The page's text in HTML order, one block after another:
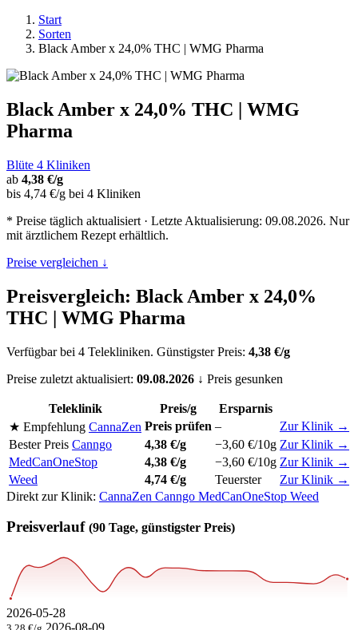
Start
Sorten
Black Amber x 24,0% THC | WMG Pharma
Black Amber x 24,0% THC | WMG
Pharma
Blüte 4 Kliniken
ab 4,38 €/g
bis 4,74 €/g bei 4 Kliniken
* Preise täglich aktualisiert · Letzte Aktualisierung: 09.08.2026. Nur
mit ärztlichem Rezept erhältlich.
Preise vergleichen ↓
Preisvergleich: Black Amber x 24,0%
THC | WMG Pharma
Verfügbar bei 4 Telekliniken. Günstigster Preis: 4,38 €/g
Preise zuletzt aktualisiert: 09.08.2026 ↓ Preis gesunken
Teleklinik Preis/g
Ersparnis
★ Empfehlung CannaZen Preis prüfen –
Zur Klinik →
Bester Preis Canngo 4,38 €/g −3,60 €/10g Zur Klinik →
MedCanOneStop
4,38 €/g −3,60 €/10g Zur Klinik →
Weed
4,74 €/g Teuerster
Zur Klinik →
Direkt zur Klinik: CannaZen Canngo MedCanOneStop Weed
Preisverlauf (90 Tage, günstigster Preis)
2026-05-28
2026-08-09